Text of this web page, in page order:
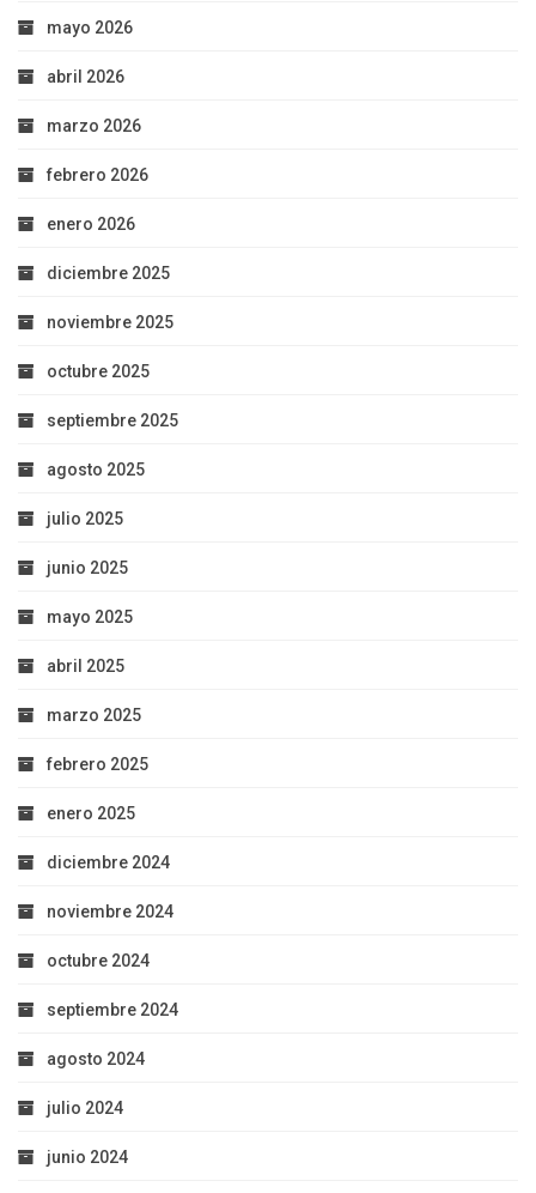
mayo 2026
abril 2026
marzo 2026
febrero 2026
enero 2026
diciembre 2025
noviembre 2025
octubre 2025
septiembre 2025
agosto 2025
julio 2025
junio 2025
mayo 2025
abril 2025
marzo 2025
febrero 2025
enero 2025
diciembre 2024
noviembre 2024
octubre 2024
septiembre 2024
agosto 2024
julio 2024
junio 2024